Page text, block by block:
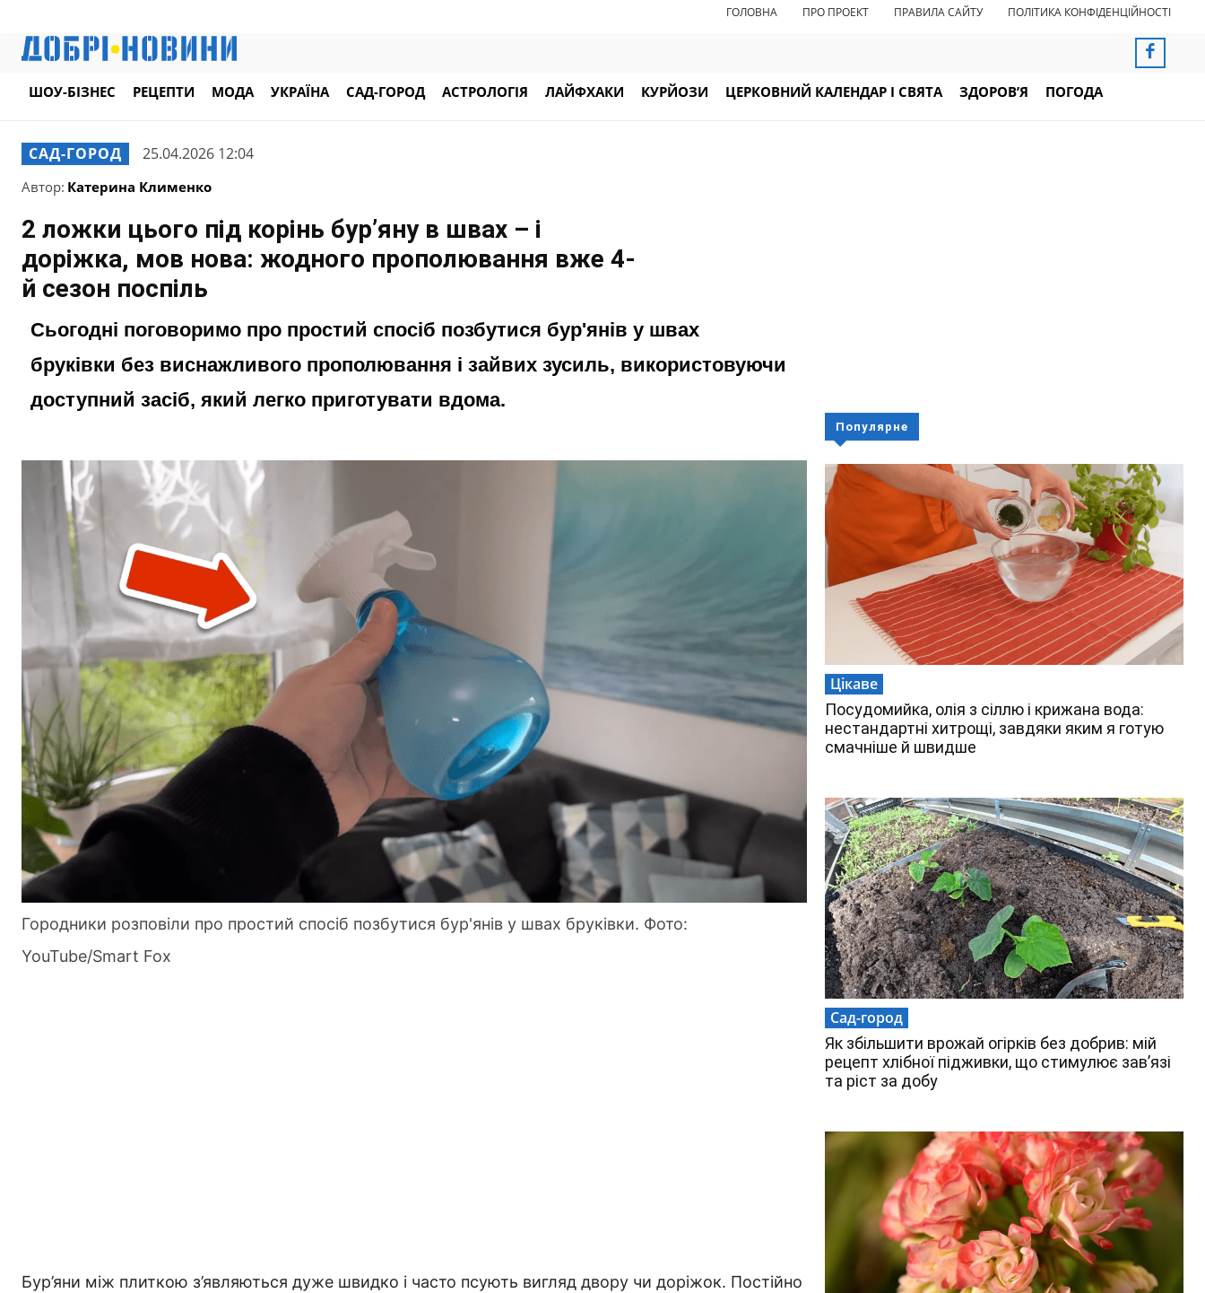
ГОЛОВНА ПРО ПРОЕКТ ПРАВИЛА САЙТУ ПОЛІТИКА КОНФІДЕНЦІЙНОСТІ
ШОУ-БІЗНЕС РЕЦЕПТИ МОДА УКРАЇНА САД-ГОРОД АСТРОЛОГІЯ ЛАЙФХАКИ КУРЙОЗИ ЦЕРКОВНИЙ КАЛЕНДАР І СВЯТА ЗДОРОВ’Я ПОГОДА
САД-ГОРОД 25.04.2026 12:04
Автор: Катерина Клименко
2 ложки цього під корінь бур’яну в швах – і
доріжка, мов нова: жодного прополювання вже 4-
й сезон поспіль
Сьогодні поговоримо про простий спосіб позбутися бур'янів у швах
бруківки без виснажливого прополювання і зайвих зусиль, використовуючи
доступний засіб, який легко приготувати вдома.
Городники розповіли про простий спосіб позбутися бур'янів у швах бруківки. Фото:
YouTube/Smart Fox
Бур’яни між плиткою з’являються дуже швидко і часто псують вигляд двору чи доріжок. Постійно
Популярне
Цікаве
Посудомийка, олія з сіллю і крижана вода:
нестандартні хитрощі, завдяки яким я готую
смачніше й швидше
Сад-город
Як збільшити врожай огірків без добрив: мій
рецепт хлібної підживки, що стимулює зав’язі
та ріст за добу